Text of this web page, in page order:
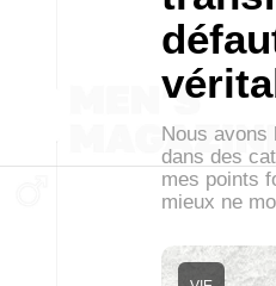
Nous avons
dans des
mes points
mieux ne